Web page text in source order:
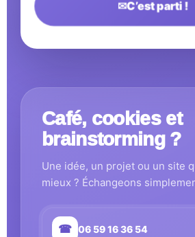
✉C’est parti !
Café, cookies et
brainstorming ?
Une idée, un projet ou un site
mieux ? Échangeons
☎ 06 59 16 36 54